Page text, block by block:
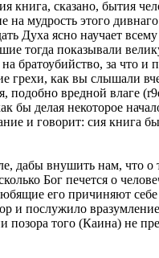
книга, сказано, бытия
мудрость этого
Духа ясно научает
тогда показывали
братоубийство, за
грехи, как вы слышали
вредной влаге
бы делая некоторое
и говорит: сия книга
дабы внушить нам, что
Бог печется о
его причиняют
и послужило
того (Каина) не